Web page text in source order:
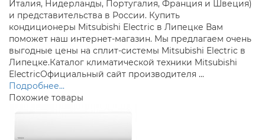
Италия, Нидерланды, Португалия, Франция и Швеция)
и представительства в России. Купить
кондиционеры Mitsubishi Electric в Липецке Вам
поможет наш интернет-магазин. Мы предлагаем очень
выгодные цены на сплит-системы Mitsubishi Electric в
Липецке.Каталог климатической техники Mitsubishi
ElectricОфициальный сайт производителя ...
Подробнее...
Похожие товары